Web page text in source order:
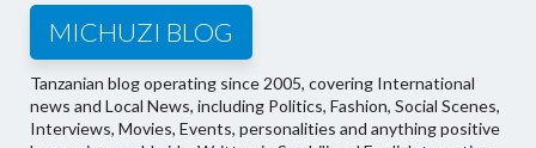
MICHUZI BLOG
Tanzanian blog operating since 2005, covering International
news and Local News, including Politics, Fashion, Social Scenes,
Interviews, Movies, Events, personalities and anything positive